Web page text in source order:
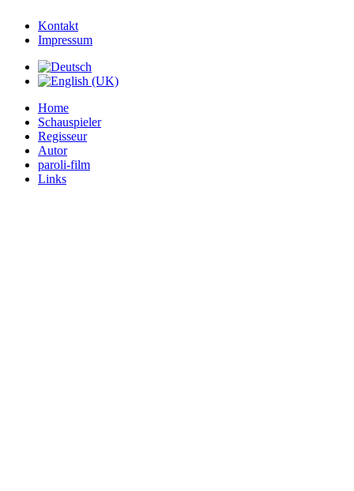
Kontakt
Impressum
Home
Schauspieler
Regisseur
Autor
paroli-film
Links